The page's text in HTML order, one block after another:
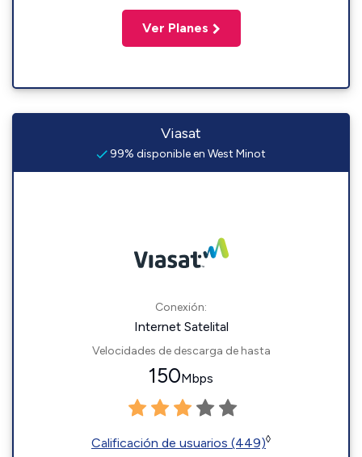
Ver Planes
Viasat
99% disponible en West Minot
Conexión:
Internet Satelital
Velocidades de descarga de hasta
150Mbps
Calificación de usuarios (449)◊